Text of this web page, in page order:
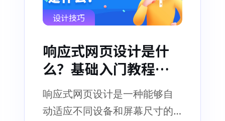
设计技巧
响应式网页设计是什
么？基础入门教程介
绍！
响应式网页设计是一种能够自
动适应不同设备和屏幕尺寸的